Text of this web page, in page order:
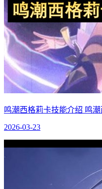
鸣潮西格莉卡技能介绍 鸣
2026-03-23